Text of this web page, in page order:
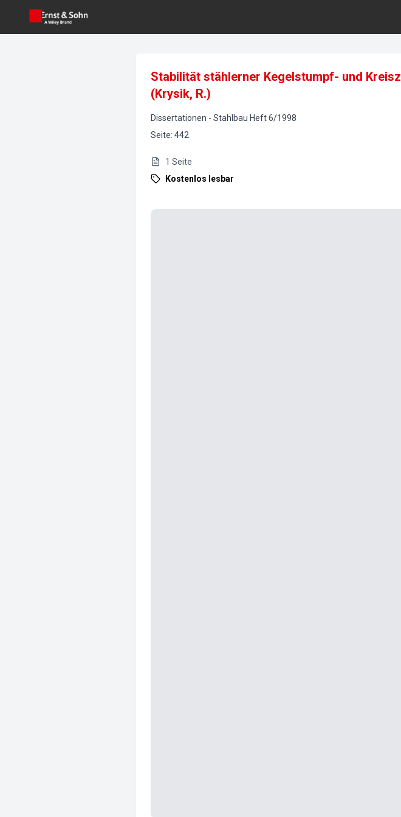
Stabilität stählerner Kegelstumpf- und
(Krysik, R.)
Dissertationen - Stahlbau Heft6/1998
Seite: 442
1 Seite
Kostenlos lesbar